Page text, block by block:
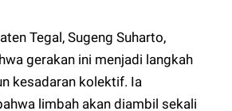
Tegal, Sugeng Suharto,
gerakan ini menjadi langkah
kesadaran kolektif. Ia
limbah akan diambil sekali